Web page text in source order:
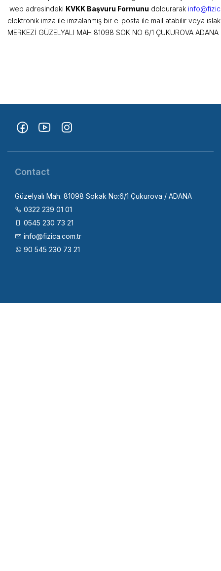
web adresindeki KVKK Başvuru Formunu doldurarak
elektronik imza ile imzalanmış bir e-posta ile mail atabilir veya
MERKEZİ GÜZELYALI MAH 81098 SOK NO 6/1 ÇUKUROVA
Contact
Güzelyalı Mah. 81098 Sokak No:6/1 Çukurova / ADANA
0322 239 01 01
0545 230 73 21
info@fizica.com.tr
90 545 230 73 21